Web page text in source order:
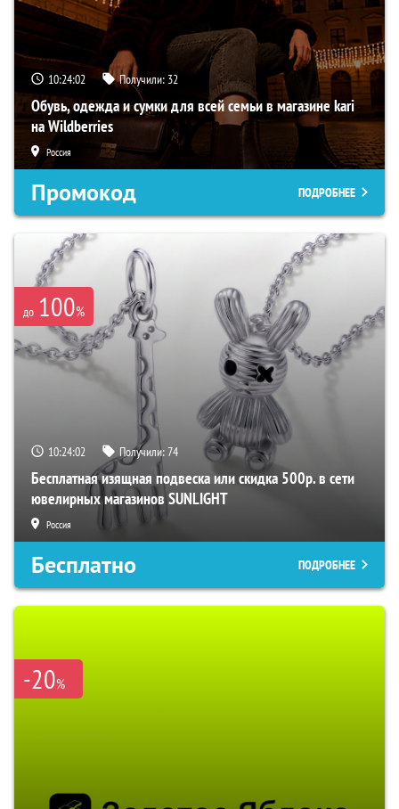
10:24:01 Получили: 32
Обувь, одежда и сумки для всей семьи в магазине kari
на Wildberries
Россия
Промокод ПОДРОБНЕЕ
до 100%
10:24:01 Получили:74
Бесплатная изящная подвеска или скидка 500р. в сети
ювелирных магазинов SUNLIGHT
Россия
Бесплатно ПОДРОБНЕЕ
-20%